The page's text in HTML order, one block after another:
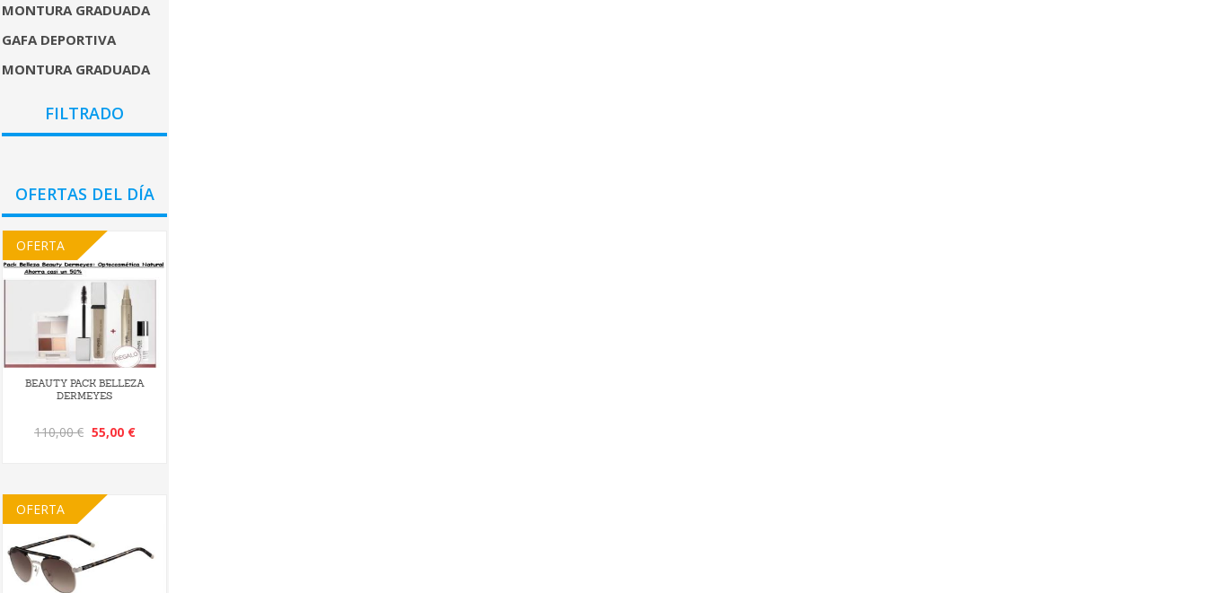
MONTURA GRADUADA
GAFA DEPORTIVA
MONTURA GRADUADA
FILTRADO
OFERTAS DEL DÍA
OFERTA
BEAUTY PACK BELLEZA
DERMEYES
110,00 € 55,00 €
OFERTA